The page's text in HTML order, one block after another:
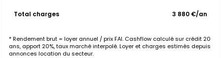
Total charges 3 880 €/an
* Rendement brut = loyer annuel / prix FAI. Cashflow calculé sur crédit 20
ans, apport 20%, taux marché interpolé. Loyer et charges estimés depuis
annonces location du secteur.